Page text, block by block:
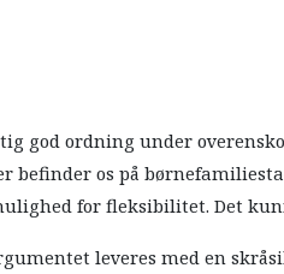
god ordning under
befinder os på
for fleksibilitet. Det
leveres med en